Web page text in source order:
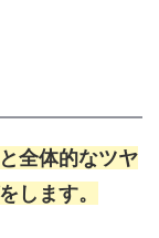
全体的なツヤ
します。